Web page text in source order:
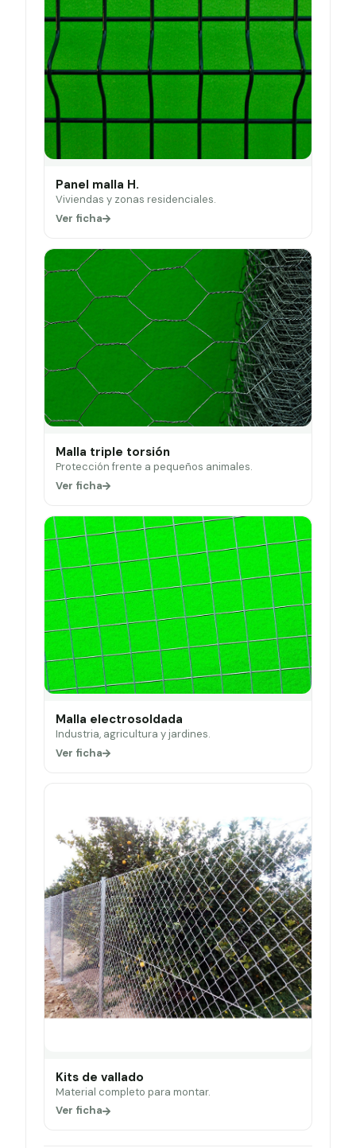
Panel malla H.
Viviendas y zonas residenciales.
Ver ficha
Malla triple torsión
Protección frente a pequeños animales.
Ver ficha
Malla electrosoldada
Industria, agricultura y jardines.
Ver ficha
Kits de vallado
Material completo para montar.
Ver ficha